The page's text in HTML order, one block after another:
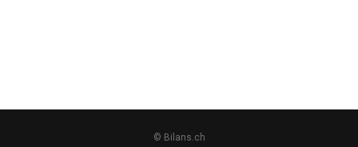
© Bilans.ch